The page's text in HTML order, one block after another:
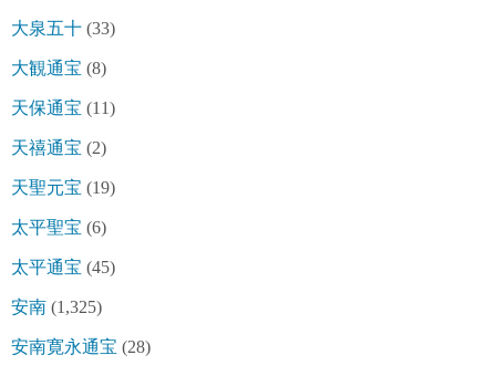
大泉五十 (33)
大観通宝 (8)
天保通宝 (11)
天禧通宝 (2)
天聖元宝 (19)
太平聖宝 (6)
太平通宝 (45)
安南 (1,325)
安南寛永通宝 (28)